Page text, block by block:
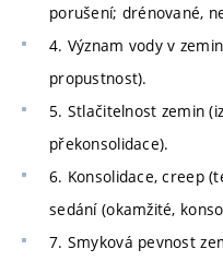
porušení; drénované,
4. Význam vody v
propustnost).
5. Stlačitelnost zemin
překonsolidace).
6. Konsolidace, creep
sedání (okamžité,
7. Smyková pevnost